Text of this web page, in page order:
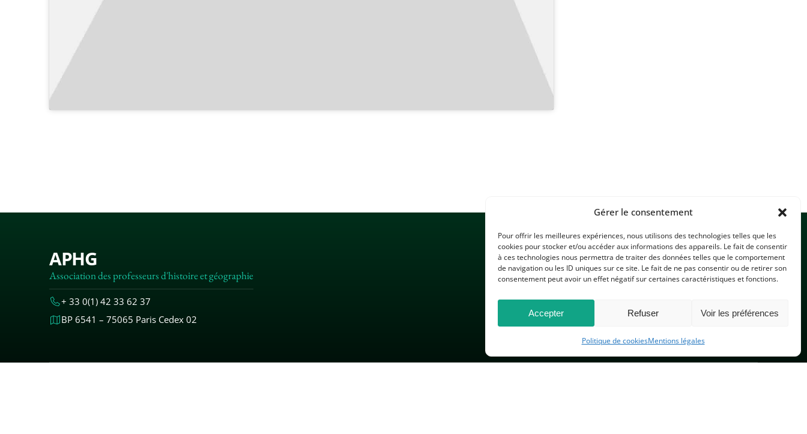
Gérer le consentement
Pour offrir les meilleures expériences, nous utilisons des technologies telles que les
cookies pour stocker et/ou accéder aux informations des appareils. Le fait de consentir
à ces technologies nous permettra de traiter des données telles que le comportement
de navigation ou les ID uniques sur ce site. Le fait de ne pas consentir ou de retirer son
consentement peut avoir un effet négatif sur certaines caractéristiques et fonctions.
Accepter Refuser Voir les préférences
Politique de cookiesMentions légales
APHG
Association des professeurs d'histoire et géographie
+ 33 0(1) 42 33 62 37
BP 6541 – 75065 Paris Cedex 02